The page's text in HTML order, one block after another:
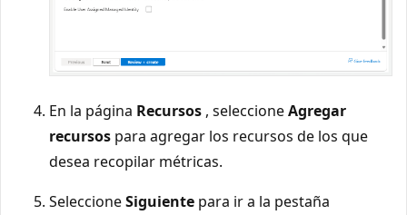
En la página Recursos , seleccioneAgregar
recursos para agregar los recursos de los que
desea recopilar métricas.
SeleccioneSiguiente para ir a la pestaña